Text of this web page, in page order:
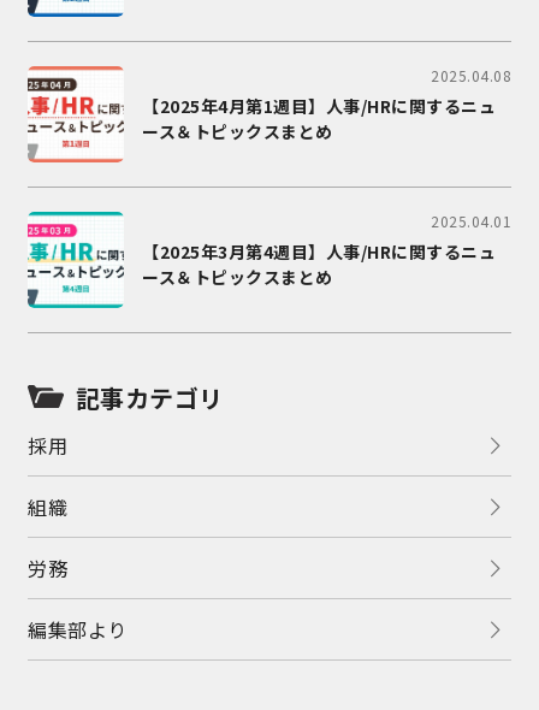
2025.04.08
【2025年4月第1週目】人事/HRに関するニュ
ース＆トピックスまとめ
2025.04.01
【2025年3月第4週目】人事/HRに関するニュ
ース＆トピックスまとめ
記事カテゴリ
採用
組織
労務
編集部より